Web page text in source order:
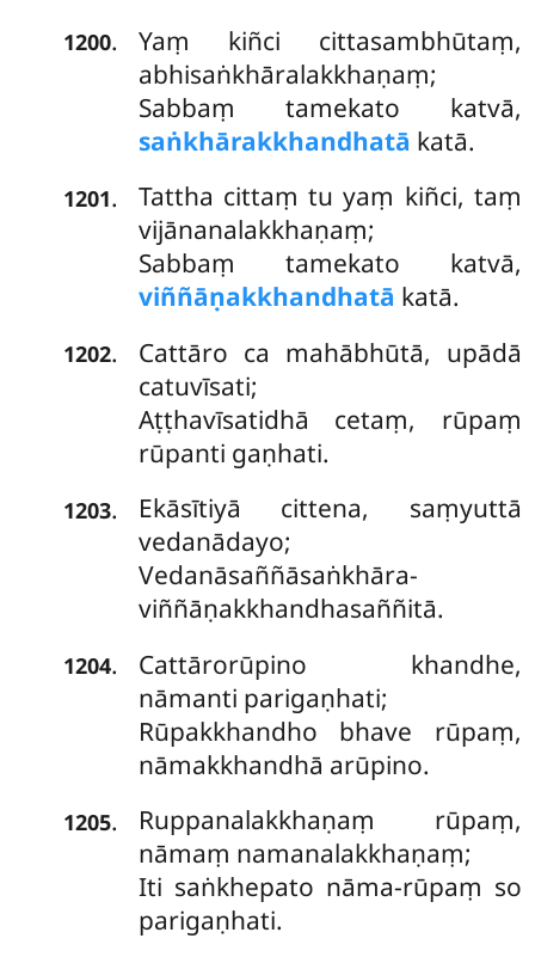
1200.
Yaṃ kiñci cittasambhūtaṃ,
abhisaṅkhāralakkhaṇaṃ;
Sabbaṃ tamekato katvā,
saṅkhārakkhandhatā katā.
1201.
Tattha cittaṃ tu yaṃ kiñci, taṃ
vijānanalakkhaṇaṃ;
Sabbaṃ tamekato katvā,
viññāṇakkhandhatā katā.
1202. Cattāro ca mahābhūtā, upādā
catuvīsati;
Aṭṭhavīsatidhā cetaṃ, rūpaṃ
rūpanti gaṇhati.
1203. Ekāsītiyā cittena, saṃyuttā
vedanādayo;
Vedanāsaññāsaṅkhāra-
viññāṇakkhandhasaññitā.
1204.
Cattārorūpino khandhe,
nāmanti parigaṇhati;
Rūpakkhandho bhave rūpaṃ,
nāmakkhandhā arūpino.
1205.
Ruppanalakkhaṇaṃ rūpaṃ,
nāmaṃ namanalakkhaṇaṃ;
Iti saṅkhepato nāma-rūpaṃ so
parigaṇhati.